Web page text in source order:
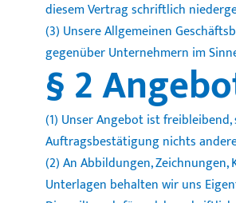
diesem Vertrag schriftlich
(3) Unsere Allgemeinen
gegenüber Unternehmern im
§ 2
(1) Unser Angebot ist
Auftragsbestätigung nichts
(2) An Abbildungen,
Unterlagen behalten wir uns